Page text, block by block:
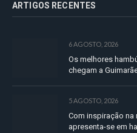
ARTIGOS RECENTES
6 AGOSTO, 2026
Os melhores
chegam a
5 AGOSTO, 2026
Com inspiração na
apresenta-se em